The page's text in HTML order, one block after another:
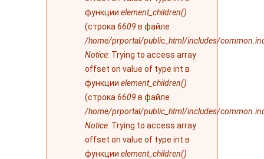
функции element_children()
(строка 6609 в файле
/home/prportal/public_html/includes/
Notice: Trying to access array
offset on value of type int в
функции element_children()
(строка 6609 в файле
/home/prportal/public_html/includes/
Notice: Trying to access array
offset on value of type int в
функции element_children()